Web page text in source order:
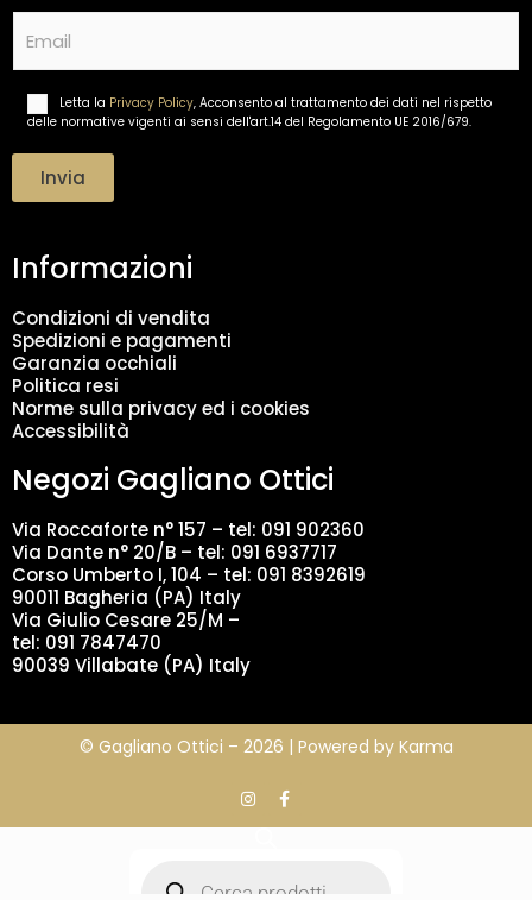
e
a
a
e
t
o
d
a
t
i
*
Letta la Privacy Policy, Acconsento al trattamento dei dati nel rispetto
delle normative vigenti ai sensi dell'art.14 del Regolamento UE 2016/679.
Invia
Informazioni
Condizioni di vendita
Spedizioni e pagamenti
Garanzia occhiali
Politica resi
Norme sulla privacy ed i cookies
Accessibilità
Negozi Gagliano Ottici
Via Roccaforte n° 157 – tel: 091 902360
Via Dante n° 20/B – tel: 091 6937717
Corso Umberto I, 104 – tel: 091 8392619
90011 Bagheria (PA) Italy
Via Giulio Cesare 25/M –
tel: 091 7847470
90039 Villabate (PA) Italy
© Gagliano Ottici – 2026 | Powered by Karma